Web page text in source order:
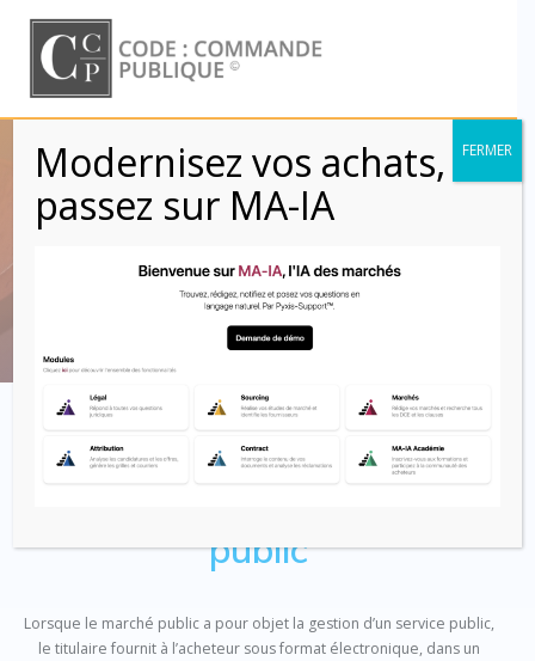
to
content
CCAG PI 2021 –
Article 26
Code : Commande Publique
Article 26 –Données
indispensables à l’exécution
public
Lorsque le marché public a pour objet la gestion d’un service public,
le titulaire fournit à l’acheteur sous format électronique, dans un
Modernisez vos achats,
passez sur MA-IA
FERMER